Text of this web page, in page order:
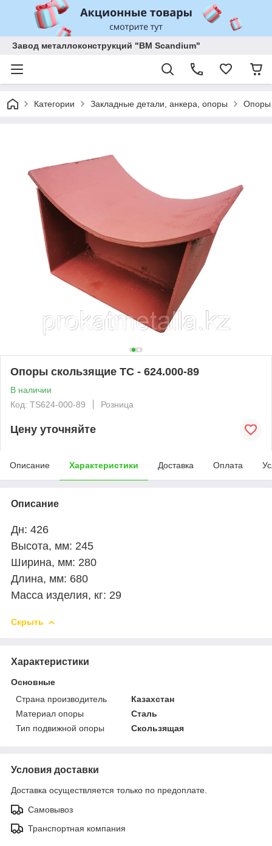
Завод металлоконструкций "BM Scandium"
Категории Закладные детали, анкера, опоры Опоры
Опоры скользящие ТС - 624.000-89
В наличии
Код: TS624-000-89
Розница
Цену уточняйте
Описание Характеристики Доставка Оплата
Описание
Дн: 426
Высота, мм: 245
Ширина, мм: 280
Длина, мм: 680
Масса изделия, кг: 29
Скрыть
Характеристики
Основные
Страна производитель
Казахстан
Материал опоры
Сталь
Тип подвижной опоры
Скользящая
Условия доставки
Доставка осуществляется только по предоплате.
Самовывоз
Транспортная компания